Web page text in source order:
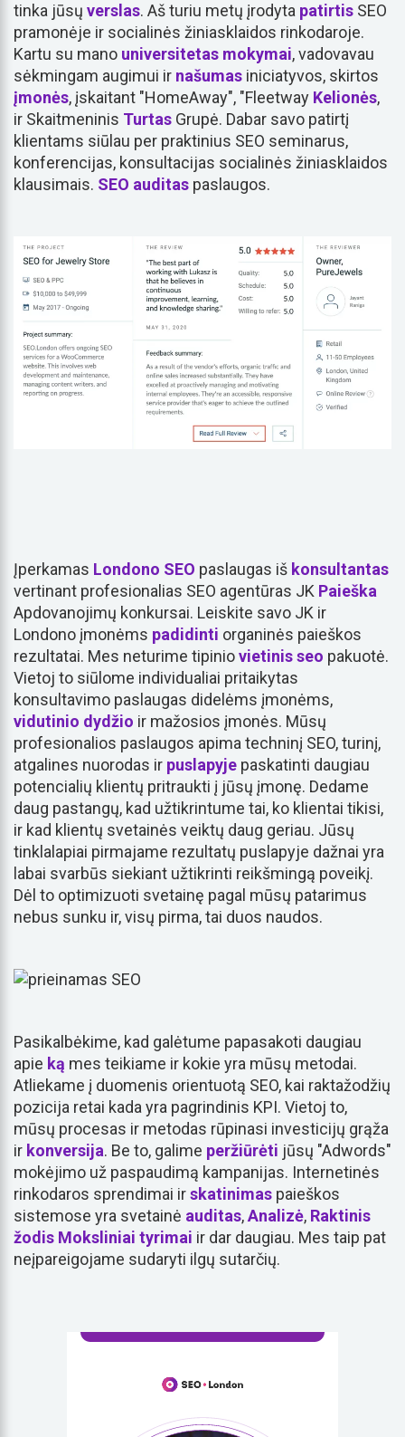
tinka jūsų verslas. Aš turiu metų įrodyta patirtis SEO
pramonėje ir socialinės žiniasklaidos rinkodaroje.
Kartu su mano universitetas mokymai, vadovavau
sėkmingam augimui ir našumas iniciatyvos, skirtos
įmonės, įskaitant "HomeAway", "Fleetway Kelionės,
ir Skaitmeninis Turtas Grupė. Dabar savo patirtį
klientams siūlau per praktinius SEO seminarus,
konferencijas, konsultacijas socialinės žiniasklaidos
klausimais. SEO auditas paslaugos.
Įperkamas Londono SEO paslaugas iš konsultantas
vertinant profesionalias SEO agentūras JK Paieška
Apdovanojimų konkursai. Leiskite savo JK ir
Londono įmonėms padidinti organinės paieškos
rezultatai. Mes neturime tipiniovietinis seo pakuotė.
Vietoj to siūlome individualiai pritaikytas
konsultavimo paslaugas didelėms įmonėms,
vidutinio dydžio ir mažosios įmonės. Mūsų
profesionalios paslaugos apima techninį SEO, turinį,
atgalines nuorodas ir puslapyje paskatinti daugiau
potencialių klientų pritraukti į jūsų įmonę. Dedame
daug pastangų, kad užtikrintume tai, ko klientai tikisi,
ir kad klientų svetainės veiktų daug geriau. Jūsų
tinklalapiai pirmajame rezultatų puslapyje dažnai yra
labai svarbūs siekiant užtikrinti reikšmingą poveikį.
Dėl to optimizuoti svetainę pagal mūsų patarimus
nebus sunku ir, visų pirma, tai duos naudos.
Pasikalbėkime, kad galėtume papasakoti daugiau
apie ką mes teikiame ir kokie yra mūsų metodai.
Atliekame į duomenis orientuotą SEO, kai raktažodžių
pozicija retai kada yra pagrindinis KPI. Vietoj to,
mūsų procesas ir metodas rūpinasi investicijų grąža
ir konversija. Be to, galime peržiūrėti jūsų "Adwords"
mokėjimo už paspaudimą kampanijas. Internetinės
rinkodaros sprendimai irskatinimas paieškos
sistemose yra svetainė auditas,Analizė, Raktinis
žodis Moksliniai tyrimai ir dar daugiau. Mes taip pat
neįpareigojame sudaryti ilgų sutarčių.